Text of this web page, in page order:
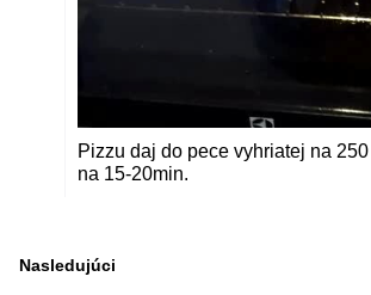
Pizzu daj do pece vyhriatej na
na 15-20min.
Nasledujúci